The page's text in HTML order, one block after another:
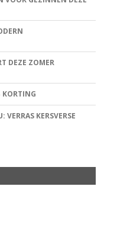
DEZE ZOMER
KORTING
VERRAS KERSVERSE